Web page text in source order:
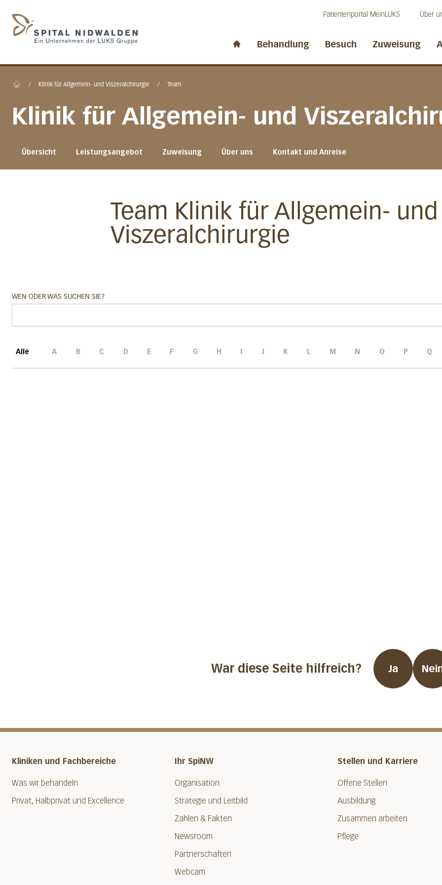
Patientenportal MeinLUKS Über
Behandlung Besuch Zuweisung
/ Klinik für Allgemein- und Viszeralchirurgie / Team
Klinik für Allgemein- und
Übersicht Leistungsangebot Zuweisung Über uns Kontakt und Anreise
Team Klinik für Allgemein- und
Viszeralchirurgie
WEN ODER WAS SUCHEN SIE?
Alle A B C D E F G H J K L M N O P Q
War diese Seite hilfreich? Ja
Kliniken und Fachbereiche
Was wir behandeln
Privat, Halbprivat und Excellence
Ihr SpiNW
Organisation
Strategie und Leitbild
Zahlen & Fakten
Newsroom
Partnerschaften
Webcam
Stellen und Karriere
Offene Stellen
Ausbildung
Zusammen arbeiten
Pflege